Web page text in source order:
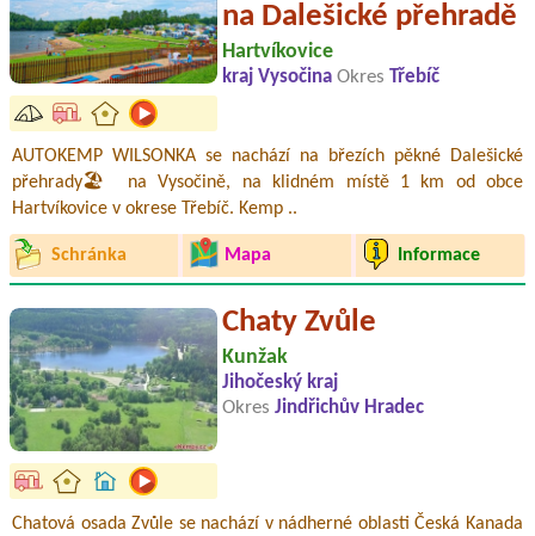
na Dalešické přehradě
Hartvíkovice
kraj Vysočina Okres Třebíč
AUTOKEMP WILSONKA se nachází na březích pěkné Dalešické
přehrady🏖️ na Vysočině, na klidném místě 1 km od obce
Hartvíkovice v okrese Třebíč. Kemp ..
Schránka Mapa Informace
Chaty Zvůle
Kunžak
Jihočeský kraj
Okres Jindřichův Hradec
Chatová osada Zvůle se nachází v nádherné oblasti Česká Kanada